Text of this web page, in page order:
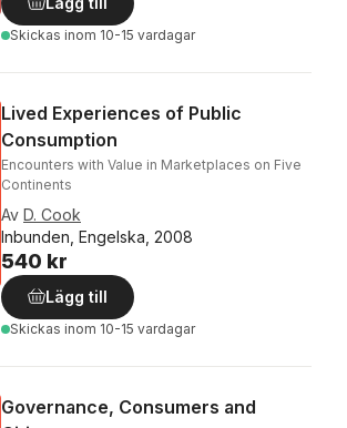
Skickas inom 10-15 vardagar
Lived Experiences of Public
Consumption
Encounters with Value in Marketplaces on Five
Continents
Av D. Cook
Inbunden, Engelska, 2008
540 kr
Lägg till
Skickas inom 10-15 vardagar
Governance, Consumers and